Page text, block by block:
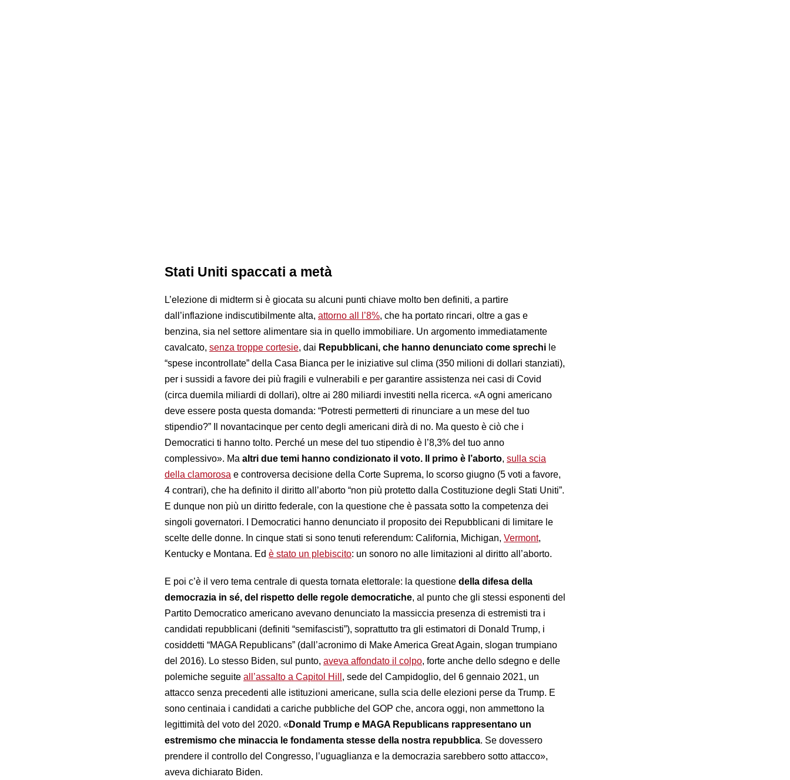
Stati Uniti spaccati a metà
L’elezione di midterm si è giocata su alcuni punti chiave molto ben definiti, a partire
dall’inflazione indiscutibilmente alta, attorno all l’8%, che ha portato rincari, oltre a gas e
benzina, sia nel settore alimentare sia in quello immobiliare. Un argomento immediatamente
cavalcato, senza troppe cortesie, dai Repubblicani, che hanno denunciato come sprechi le
“spese incontrollate” della Casa Bianca per le iniziative sul clima (350 milioni di dollari stanziati),
per i sussidi a favore dei più fragili e vulnerabili e per garantire assistenza nei casi di Covid
(circa duemila miliardi di dollari), oltre ai 280 miliardi investiti nella ricerca. «A ogni americano
deve essere posta questa domanda: “Potresti permetterti di rinunciare a un mese del tuo
stipendio?” Il novantacinque per cento degli americani dirà di no. Ma questo è ciò che i
Democratici ti hanno tolto. Perché un mese del tuo stipendio è l’8,3% del tuo anno
complessivo». Ma altri due temi hanno condizionato il voto. Il primo è l’aborto, sulla scia
della clamorosa e controversa decisione della Corte Suprema, lo scorso giugno (5 voti a favore,
4 contrari), che ha definito il diritto all’aborto “non più protetto dalla Costituzione degli Stati Uniti”.
E dunque non più un diritto federale, con la questione che è passata sotto la competenza dei
singoli governatori. I Democratici hanno denunciato il proposito dei Repubblicani di limitare le
scelte delle donne. In cinque stati si sono tenuti referendum: California, Michigan, Vermont,
Kentucky e Montana. Ed è stato un plebiscito: un sonoro no alle limitazioni al diritto all’aborto.
E poi c’è il vero tema centrale di questa tornata elettorale: la questione della difesa della
democrazia in sé, del rispetto delle regole democratiche, al punto che gli stessi esponenti del
Partito Democratico americano avevano denunciato la massiccia presenza di estremisti tra i
candidati repubblicani (definiti “semifascisti”), soprattutto tra gli estimatori di Donald Trump, i
cosiddetti “MAGA Republicans” (dall’acronimo di Make America Great Again, slogan trumpiano
del 2016). Lo stesso Biden, sul punto, aveva affondato il colpo, forte anche dello sdegno e delle
polemiche seguite all’assalto a Capitol Hill , sede del Campidoglio, del 6 gennaio 2021, un
attacco senza precedenti alle istituzioni americane, sulla scia delle elezioni perse da Trump. E
sono centinaia i candidati a cariche pubbliche del GOP che, ancora oggi, non ammettono la
legittimità del voto del 2020. «Donald Trump e MAGA Republicans rappresentano un
estremismo che minaccia le fondamenta stesse della nostra repubblica. Se dovessero
prendere il controllo del Congresso, l’uguaglianza e la democrazia sarebbero sotto attacco»,
aveva dichiarato Biden.